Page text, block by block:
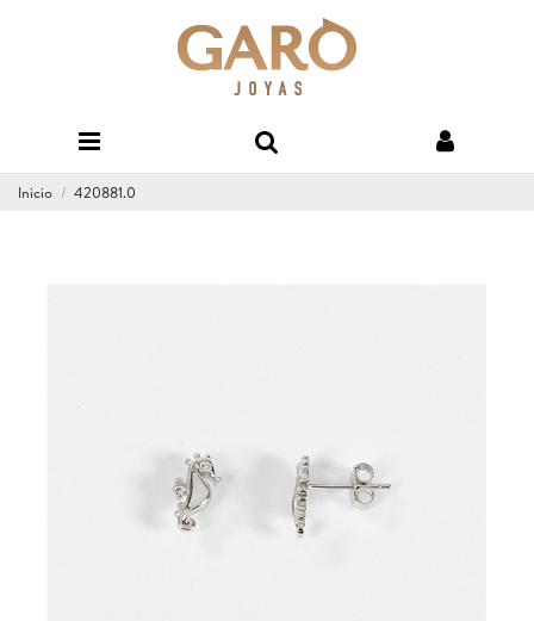
Inicio 420881.0